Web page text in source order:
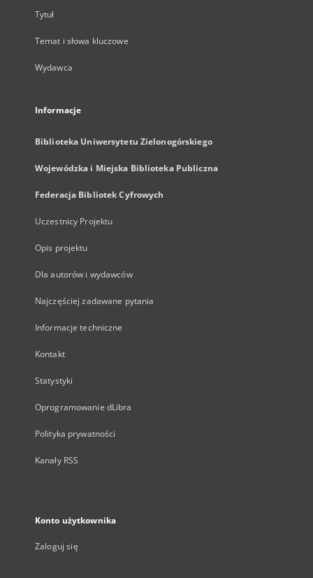
Tytuł
Temat i słowa kluczowe
Wydawca
Informacje
Biblioteka Uniwersytetu Zielonogórskiego
Wojewódzka i Miejska Biblioteka Publiczna
Federacja Bibliotek Cyfrowych
Uczestnicy Projektu
Opis projektu
Dla autorów i wydawców
Najczęściej zadawane pytania
Informacje techniczne
Kontakt
Statystyki
Oprogramowanie dLibra
Polityka prywatności
Kanały RSS
Konto użytkownika
Zaloguj się